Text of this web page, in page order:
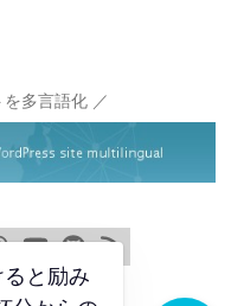
多言語化 ／
Threads
YouTube
GitHub
RSS